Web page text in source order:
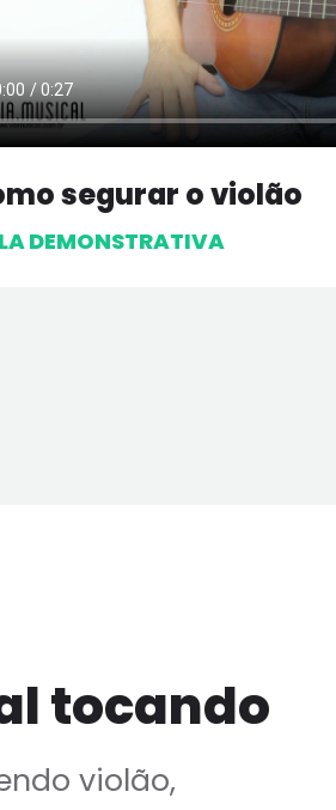
segurar o violão
DEMONSTRATIVA
tocando
violão,